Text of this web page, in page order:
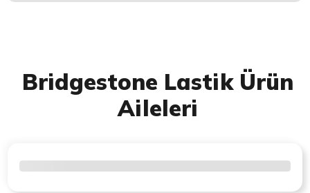
Bridgestone Lastik Ürün
Aileleri